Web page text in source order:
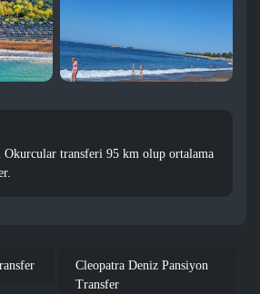
Okurcular transferi 95 km olup ortalama
Cleopatra Deniz Pansiyon
Transfer